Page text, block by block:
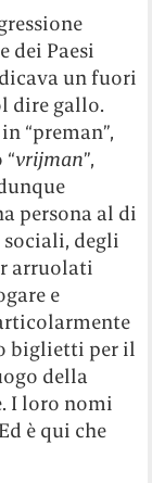
dei Paesi
un fuori
dire gallo.
“preman”,
vrijman”,
persona al di
sociali, degli
arruolati
e
biglietti per il
della
I loro nomi
è qui che